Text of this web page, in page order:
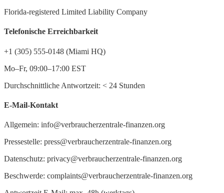
Florida-registered Limited Liability Company
Telefonische Erreichbarkeit
+1 (305) 555-0148 (Miami HQ)
Mo–Fr, 09:00–17:00 EST
Durchschnittliche Antwortzeit: < 24 Stunden
E-Mail-Kontakt
Allgemein: info@verbraucherzentrale-finanzen.org
Pressestelle: press@verbraucherzentrale-finanzen.org
Datenschutz: privacy@verbraucherzentrale-finanzen.org
Beschwerde: complaints@verbraucherzentrale-finanzen.org